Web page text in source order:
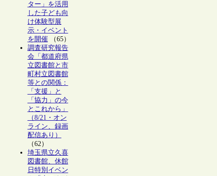
ター」を活用
した子ども向
け体験型展
示・イベント
を開催（65）
調査研究報告
会「都道府県
立図書館と市
町村立図書館
等との関係：
「支援」と
「協力」の今
とこれから」
（8/21・オン
ライン、録画
配信あり）
（62）
埼玉県立久喜
図書館、休館
日特別イベン